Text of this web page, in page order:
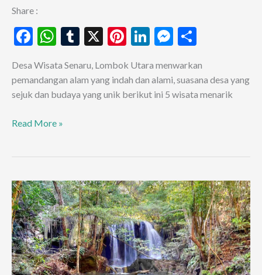
Share :
F
e
b
o
W
at
s
p
T
m
bl
X
Pi
er
es
Li
ke
dI
M
se
n
ar
e
Desa Wisata Senaru, Lombok Utara menwarkan
pemandangan alam yang indah dan alami, suasana desa yang
sejuk dan budaya yang unik berikut ini 5 wisata menarik
5
Yang
Sangat
Menarik
Di
Desa
Wisata
Senaru,
Read More »